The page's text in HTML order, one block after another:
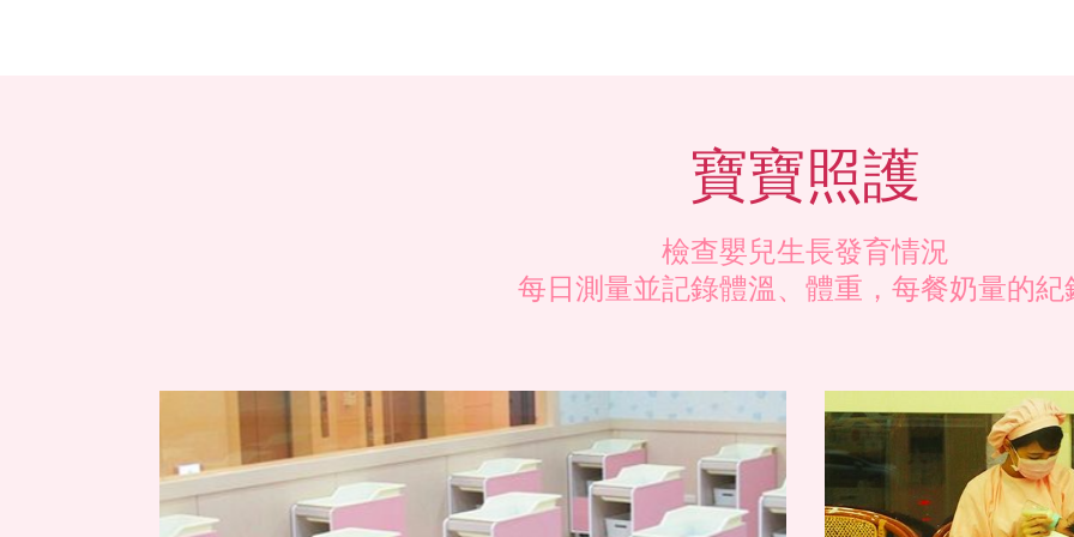
寶寶照護
檢查嬰兒生長發育情況
每日測量並記錄體溫、體重，每餐奶量的紀